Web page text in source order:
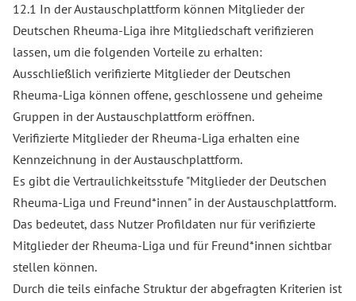
12.1 In der Austauschplattform können Mitglieder der
Deutschen Rheuma-Liga ihre Mitgliedschaft verifizieren
lassen, um die folgenden Vorteile zu erhalten:
Ausschließlich verifizierte Mitglieder der Deutschen
Rheuma-Liga können offene, geschlossene und geheime
Gruppen in der Austauschplattform eröffnen.
Verifizierte Mitglieder der Rheuma-Liga erhalten eine
Kennzeichnung in der Austauschplattform.
Es gibt die Vertraulichkeitsstufe "Mitglieder der Deutschen
Rheuma-Liga und Freund*innen" in der Austauschplattform.
Das bedeutet, dass Nutzer Profildaten nur für verifizierte
Mitglieder der Rheuma-Liga und für Freund*innen sichtbar
stellen können.
Durch die teils einfache Struktur der abgefragten Kriterien ist